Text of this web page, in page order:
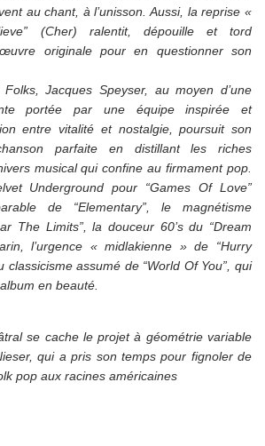
au chant, à l’unisson. Aussi, la reprise «
(Cher) ralentit, dépouille et tord
originale pour en questionner son
Jacques Speyser, au moyen d’une
portée par une équipe inspirée et
entre vitalité et nostalgie, poursuit son
parfaite en distillant les riches
musical qui confine au firmament pop.
Underground pour “Games Of Love”
de “Elementary”, le magnétisme
The Limits”, la douceur 60’s du “Dream
l’urgence « midlakienne » de “Hurry
classicisme assumé de “World Of You”, qui
en beauté.
se cache le projet à géométrie variable
qui a pris son temps pour fignoler de
pop aux racines américaines